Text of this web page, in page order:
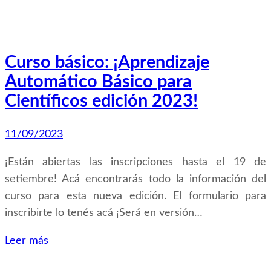
Curso básico: ¡Aprendizaje
Automático Básico para
Científicos edición 2023!
11/09/2023
¡Están abiertas las inscripciones hasta el 19 de
setiembre! Acá encontrarás todo la información del
curso para esta nueva edición. El formulario para
inscribirte lo tenés acá ¡Será en versión…
Leer más